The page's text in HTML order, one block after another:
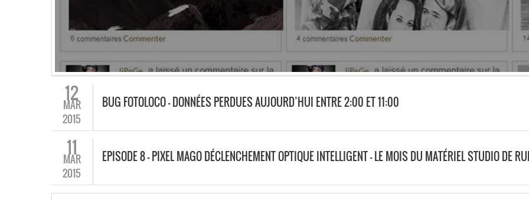
12
MAR
2015
BUG FOTOLOCO – DONNÉES PERDUES AUJOURD’HUI ENTRE 2:00 ET 11:00
11
MAR
2015
EPISODE 8 – PIXEL MAGO DÉCLENCHEMENT OPTIQUE INTELLIGENT – LE MOIS DU MATÉRIEL STUDIO DE